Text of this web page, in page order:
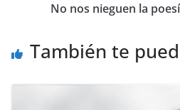
No nos nieguen la
También te